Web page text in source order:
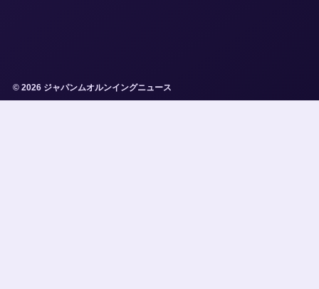
© 2026 ジャパンムオルンイングニュース